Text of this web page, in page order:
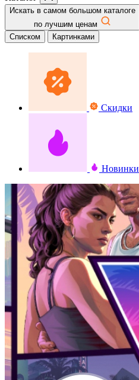
Искать в самом большом каталоге
по лучшим ценам
Списком
Картинками
Скидки
Новинки